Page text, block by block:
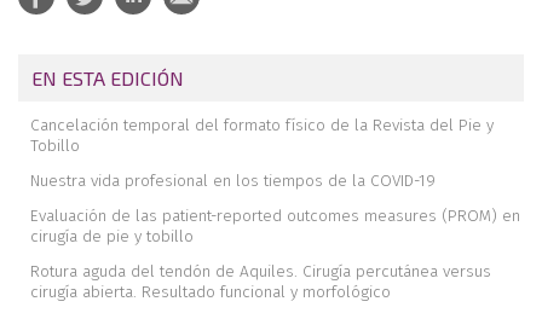
EN ESTA EDICIÓN
Cancelación temporal del formato físico de la Revista del Pie y
Tobillo
Nuestra vida profesional en los tiempos de la COVID-19
Evaluación de las patient-reported outcomes measures (PROM) en
cirugía de pie y tobillo
Rotura aguda del tendón de Aquiles. Cirugía percutánea versus
cirugía abierta. Resultado funcional y morfológico